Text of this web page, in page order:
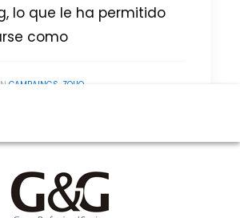
lo que le ha permitido
como
CAMPAINGS ZOHO